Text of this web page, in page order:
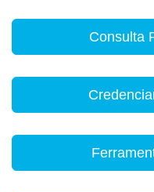
Consulta